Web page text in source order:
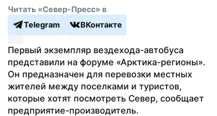
Читать «Север-Пресс» в
Telegram
ВКонтакте
Первый экземпляр вездехода-автобуса
представили на форуме «Арктика-регионы».
Он предназначен для перевозки местных
жителей между поселками и туристов,
которые хотят посмотреть Север, сообщает
предприятие-производитель.